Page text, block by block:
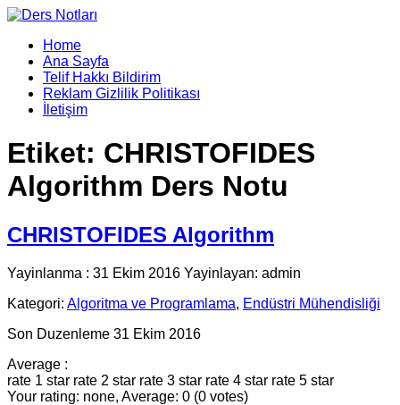
Home
Ana Sayfa
Telif Hakkı Bildirim
Reklam Gizlilik Politikası
İletişim
Etiket: CHRISTOFIDES
Algorithm Ders Notu
CHRISTOFIDES Algorithm
Yayinlanma : 31 Ekim 2016 Yayinlayan: admin
Kategori: Algoritma ve Programlama, Endüstri Mühendisliği
Son Duzenleme 31 Ekim 2016
Average :
rate 1 star rate 2 star rate 3 star rate 4 star rate 5 star
Your rating: none, Average: 0 (0 votes)